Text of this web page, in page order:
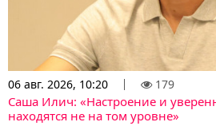
06 авг. 2026, 10:20 179
Саша Илич: «Настроение и
находятся не на том уровне»